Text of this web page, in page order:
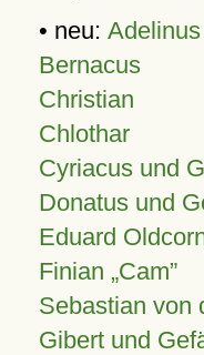
• neu: Adelinus
Bernacus
Christian
Chlothar
Cyriacus und
Donatus und
Eduard
Finian Cam
Sebastian von
Gibert und